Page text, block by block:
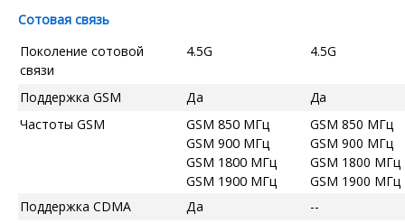
Сотовая связь
Поколение сотовой
связи
4.5G 4.5G
Поддержка GSM Да
Да
Частоты GSM
GSM 850 МГц
GSM 900 МГц
GSM 1800 МГц
GSM 1900 МГц
GSM 850 МГц
GSM 900 МГц
GSM 1800 МГц
GSM 1900 МГц
Поддержка CDMA
Да
--